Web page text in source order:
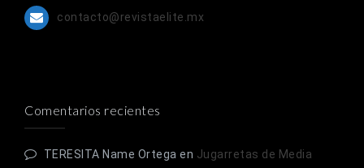
contacto@revistaelite.mx
Comentarios recientes
TERESITA Name Ortega en Jugarretas de Media